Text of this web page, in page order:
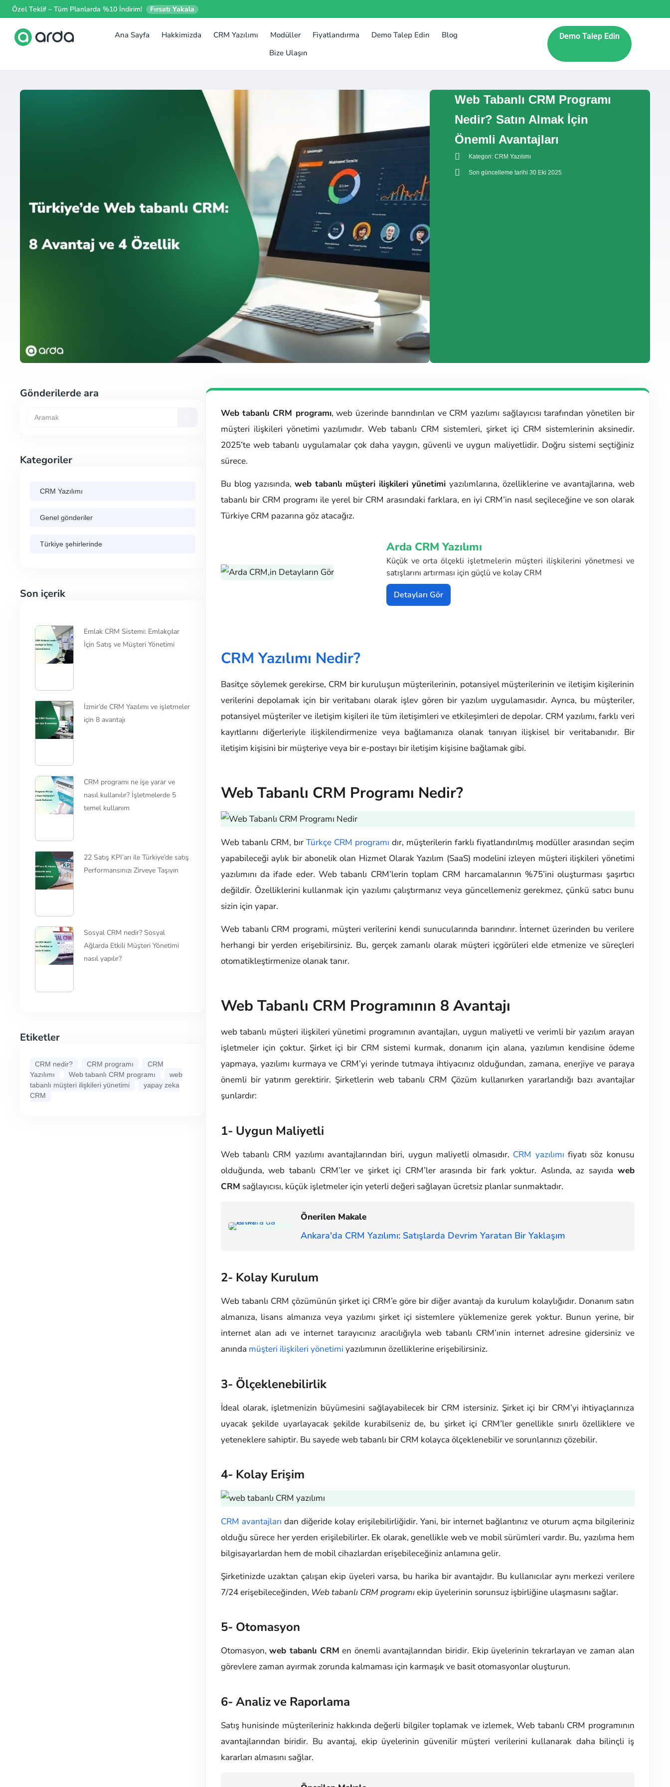
Özel Teklif – Tüm Planlarda %10 İndirim! Fırsatı Yakala
Ana Sayfa Hakkimizda CRM Yazılımı Modüller Fiyatlandırma​ Demo Talep Edin
Blog
Bize Ulaşın
Demo Talep Edin
Web Tabanlı CRM Programı
Nedir? Satın Almak İçin
Önemli Avantajları
Kategori: CRM Yazılımı
Son güncelleme tarihi 30 Eki 2025
Gönderilerde ara
Kategoriler
CRM Yazılımı
Genel gönderiler
Türkiye şehirlerinde
Son içerik
Emlak CRM Sistemi: Emlakçılar
İçin Satış ve Müşteri Yönetimi
İzmir’de CRM Yazılımı ve işletmeler
için 8 avantajı
CRM programı ne işe yarar ve
nasıl kullanılır? İşletmelerde 5
temel kullanım
22 Satış KPI’arı ile Türkiye’de satış
Performansınızı Zirveye Taşıyın
Sosyal CRM nedir? Sosyal
Ağlarda Etkili Müşteri Yönetimi
nasıl yapılır?
Etiketler
CRM nedir? CRM programı
CRM
Yazılımı
Web tabanlı CRM programı
web
tabanlı müşteri ilişkileri yünetimi
yapay zeka
CRM
Web tabanlı CRM programı, web üzerinde barındırılan ve CRM yazılımı sağlayıcısı tarafından yönetilen bir
müşteri ilişkileri yönetimi yazılımıdır. Web tabanlı CRM sistemleri, şirket içi CRM sistemlerinin aksinedir.
2025’te web tabanlı uygulamalar çok daha yaygın, güvenli ve uygun maliyetlidir. Doğru sistemi seçtiğiniz
sürece.
Bu blog yazısında, web tabanlı müşteri ilişkileri yünetimiyazılımlarına, özelliklerine ve avantajlarına, web
tabanlı bir CRM programı ile yerel bir CRM arasındaki farklara, en iyi CRM’in nasıl seçileceğine ve son olarak
Türkiye CRM pazarına göz atacağız.
Arda CRM Yazılımı
Küçük ve orta ölçekli işletmelerin müşteri ilişkilerini yönetmesi ve
satışlarını artırması için güçlü ve kolay CRM
Detayları Gör
CRM Yazılımı Nedir?
Basitçe söylemek gerekirse, CRM bir kuruluşun müşterilerinin, potansiyel müşterilerinin ve iletişim kişilerinin
verilerini depolamak için bir veritabanı olarak işlev gören bir yazılım uygulamasıdır. Ayrıca, bu müşteriler,
potansiyel müşteriler ve iletişim kişileri ile tüm iletişimleri ve etkileşimleri de depolar. CRM yazılımı, farklı veri
kayıtlarını diğerleriyle ilişkilendirmenize veya bağlamanıza olanak tanıyan ilişkisel bir veritabanıdır. Bir
iletişim kişisini bir müşteriye veya bir e-postayı bir iletişim kişisine bağlamak gibi.
Web Tabanlı CRM Programı Nedir?
Web tabanlı CRM, bır Türkçe CRM programı dır, müşterilerin farklı fiyatlandırılmış modüller arasından seçim
yapabileceği aylık bir abonelik olan Hizmet Olarak Yazılım (SaaS) modelini izleyen müşteri ilişkileri yönetimi
yazılımını da ifade eder. Web tabanlı CRM’lerin toplam CRM harcamalarının %75’ini oluşturması şaşırtıcı
değildir. Özelliklerini kullanmak için yazılımı çalıştırmanız veya güncellemeniz gerekmez, çünkü satıcı bunu
sizin için yapar.
Web tabanlı CRM programi, müşteri verilerini kendi sunucularında barındırır. İnternet üzerinden bu verilere
herhangi bir yerden erişebilirsiniz. Bu, gerçek zamanlı olarak müşteri içgörüleri elde etmenize ve süreçleri
otomatikleştirmenize olanak tanır.
Web Tabanlı CRM Programının 8 Avantajı
web tabanlı müşteri ilişkileri yünetimi programının avantajları, uygun maliyetli ve verimli bir yazılım arayan
işletmeler için çoktur. Şirket içi bir CRM sistemi kurmak, donanım için alana, yazılımın kendisine ödeme
yapmaya, yazılımı kurmaya ve CRM’yi yerinde tutmaya ihtiyacınız olduğundan, zamana, enerjiye ve paraya
önemli bir yatırım gerektirir. Şirketlerin web tabanlı CRM Çözüm kullanırken yararlandığı bazı avantajlar
şunlardır:
1- Uygun Maliyetli
Web tabanlı CRM yazılımı avantajlarından biri, uygun maliyetli olmasıdır. CRM yazılımı fiyatı söz konusu
olduğunda, web tabanlı CRM’ler ve şirket içi CRM’ler arasında bir fark yoktur. Aslında, az sayıda web
CRM sağlayıcısı, küçük işletmeler için yeterli değeri sağlayan ücretsiz planlar sunmaktadır.
Önerilen Makale
Ankara'da CRM Yazılımı: Satışlarda Devrim Yaratan Bir Yaklaşım
2- Kolay Kurulum
Web tabanlı CRM çözümünün şirket içi CRM’e göre bir diğer avantajı da kurulum kolaylığıdır. Donanım satın
almanıza, lisans almanıza veya yazılımı şirket içi sistemlere yüklemenize gerek yoktur. Bunun yerine, bir
internet alan adı ve internet tarayıcınız aracılığıyla web tabanlı CRM’ınin internet adresine gidersiniz ve
anında müşteri ilişkileri yönetimi yazılımının özelliklerine erişebilirsiniz.
3- Ölçeklenebilirlik
İdeal olarak, işletmenizin büyümesini sağlayabilecek bir CRM istersiniz. Şirket içi bir CRM’yi ihtiyaçlarınıza
uyacak şekilde uyarlayacak şekilde kurabilseniz de, bu şirket içi CRM’ler genellikle sınırlı özelliklere ve
yeteneklere sahiptir. Bu sayede web tabanlı bir CRM kolayca ölçeklenebilir ve sorunlarınızı çözebilir.
4- Kolay Erişim
CRM avantajları dan diğeride kolay erişilebilirliğidir. Yani, bir internet bağlantınız ve oturum açma bilgileriniz
olduğu sürece her yerden erişilebilirler. Ek olarak, genellikle web ve mobil sürümleri vardır. Bu, yazılıma hem
bilgisayarlardan hem de mobil cihazlardan erişebileceğiniz anlamına gelir.
Şirketinizde uzaktan çalışan ekip üyeleri varsa, bu harika bir avantajdır. Bu kullanıcılar aynı merkezi verilere
7/24 erişebileceğinden, Web tabanlı CRM programıekip üyelerinin sorunsuz işbirliğine ulaşmasını sağlar.
5- Otomasyon
Otomasyon,web tabanlı CRM en önemli avantajlarından biridir. Ekip üyelerinin tekrarlayan ve zaman alan
görevlere zaman ayırmak zorunda kalmaması için karmaşık ve basit otomasyonlar oluşturun.
6- Analiz ve Raporlama
Satış hunisinde müşterileriniz hakkında değerli bilgiler toplamak ve izlemek, Web tabanlı CRM programının
avantajlarından biridir. Bu avantaj, ekip üyelerinin güvenilir müşteri verilerini kullanarak daha bilinçli iş
kararları almasını sağlar.